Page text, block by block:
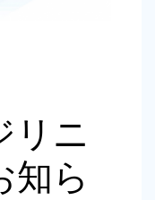
リニ
知ら